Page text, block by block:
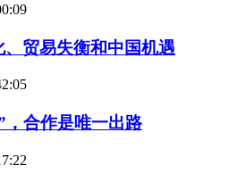
贸易失衡和中国机遇
，合作是唯一出路